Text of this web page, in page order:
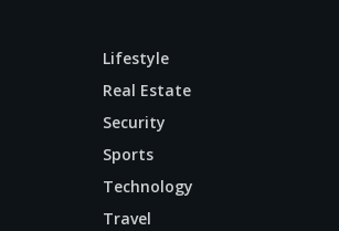
Lifestyle
Real Estate
Security
Sports
Technology
Travel